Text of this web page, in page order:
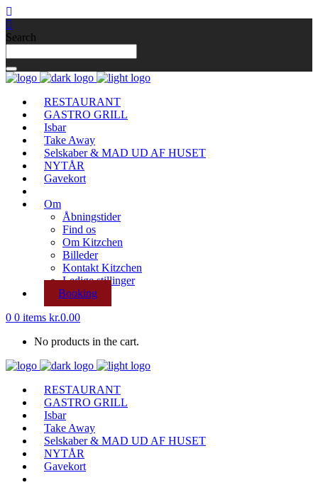
Search
RESTAURANT
GASTRO GRILL
Isbar
Take Away
Selskaber & MAD UD AF HUSET
NYTÅR
Gavekort
Om
Åbningstider
Find os
Om Kitzchen
Billeder
Kontakt Kitzchen
Ledige stillinger
Booking
0 0 items kr.0.00
No products in the cart.
RESTAURANT
GASTRO GRILL
Isbar
Take Away
Selskaber & MAD UD AF HUSET
NYTÅR
Gavekort